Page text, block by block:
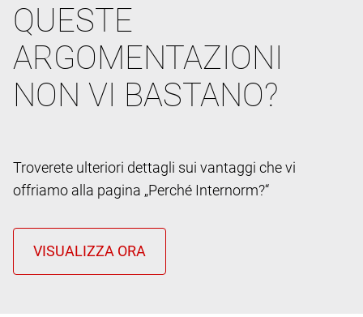
QUESTE
ARGOMENTAZIONI
NON VI BASTANO?
Troverete ulteriori dettagli sui vantaggi che vi
offriamo alla pagina „Perché Internorm?“